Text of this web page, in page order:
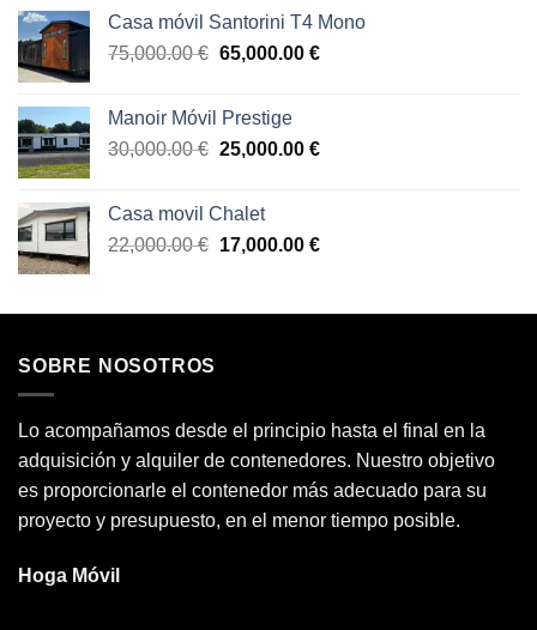
era:
12,800.00 €.
es:
11,800.00 €.
Casa móvil Santorini T4 Mono
75,000.00€ El
era:
75,000.00 €.
65,000.00 €El
65,000.00 €.
Manoir Móvil Prestige
30,000.00€ El
era:
30,000.00 €.
25,000.00 €El
25,000.00 €.
Casa movil Chalet
22,000.00€ El
era:
17,000.00 €El
es:
SOBRE NOSOTROS
Lo acompañamos desde el principio hasta el final en la
adquisición y alquiler de contenedores. Nuestro objetivo
es proporcionarle el contenedor más adecuado para su
proyecto y presupuesto, en el menor tiempo posible.
Hoga Móvil